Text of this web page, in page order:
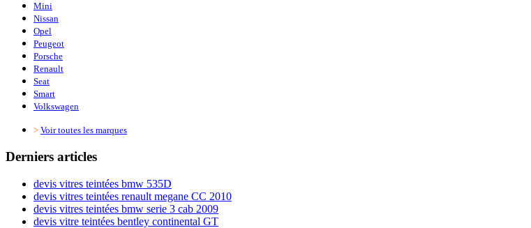
Mini
Nissan
Opel
Peugeot
Porsche
Renault
Seat
Smart
Volkswagen
> Voir toutes les marques
Derniers articles
devis vitres teintées bmw 535D
devis vitres teintées renault megane CC 2010
devis vitres teintées bmw serie 3 cab 2009
devis vitre teintées bentley continental GT